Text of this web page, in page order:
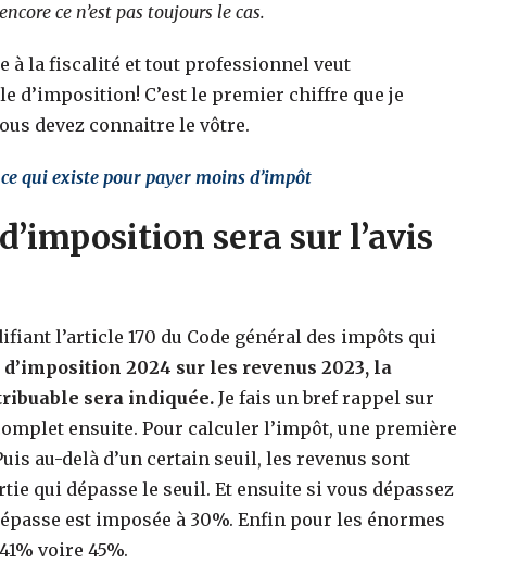
ce n’est pas toujours le cas.
à la fiscalité et tout professionnel veut
d’imposition! C’est le premier chiffre que je
devez connaitre le vôtre.
qui existe pour payer moins d’impôt
sera sur l’avis
l’article 170 du Code général des impôts qui
2024 sur les revenus 2023, la
sera indiquée. Je fais un bref rappel sur
ensuite. Pour calculer l’impôt, une première
au-delà d’un certain seuil, les revenus sont
qui dépasse le seuil. Et ensuite si vous dépassez
est imposée à 30%. Enfin pour les énormes
voire 45%.